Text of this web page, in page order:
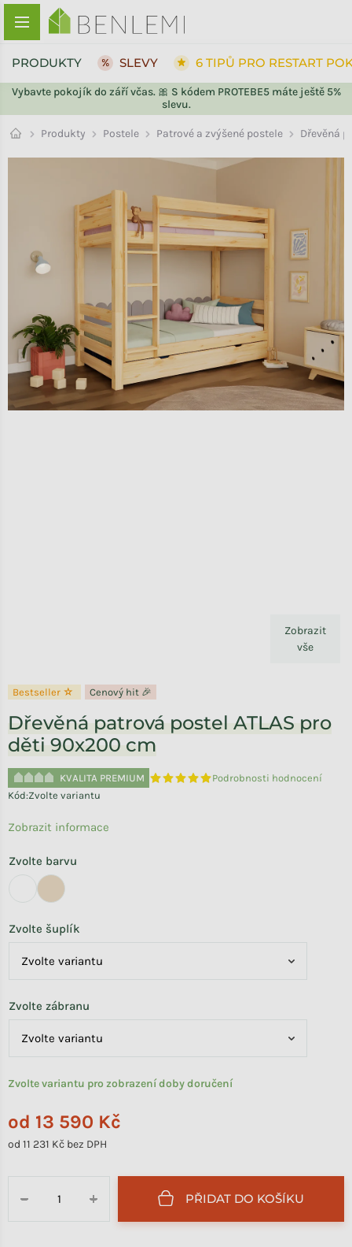
Přejít na obsah
Vybavte pokojík do září včas. 🎀 S kódem PROTEBE5 máte ještě 5%
slevu.
PRODUKTY SLEVY 6 TIPŮ PRO RESTART
Produkty Postele Patrové a zvýšené postele Dřevěná
Zobrazit
vše
Bestseller ☆ Cenový hit 🎉
Dřevěná patrová postel ATLAS pro
děti 90x200 cm
KVALITA PREMIUM
Průměrné hodnocení produktu je
Podrobnosti hodnocení
Kód:Zvolte variantu
od 13 590 Kč
od 11 231 Kč bez DPH
Zvolte variantu pro zobrazení doby doručení
Zvolte barvu
Zvolte šuplík
Zvolte zábranu
+
− PŘIDAT DO KOŠÍKU
Zobrazit informace
ZPĚT DO OBCHODU